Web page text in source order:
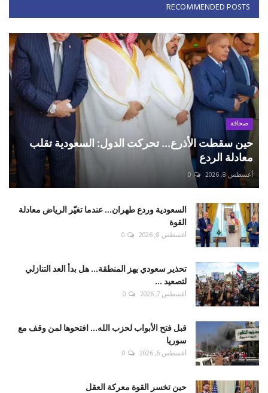
RECOMMENDED POSTS
صحافة
حين سقطت الأذرع... تحركت الدول: السعودية تقلب
معادلة الردع
أغسطس 8, 2026 0
السعودية وردع طهران... عندما تغيّر الرياض معادلة
القوة
أغسطس 8, 2026 0
تحذير سعودي يهز المنطقة... هل بدأ العد التنازلي
لتصعيد ...
أغسطس 7, 2026 0
قبل فتح الأبواب لحزب الله... افتحوها لمن وقف مع
سوريا
أغسطس 6, 2026 0
حين تخسر القوة معركة العقل